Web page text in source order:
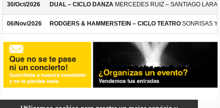
30/Oct/2026 DUAL – CICLO DANZA MERCEDES RUIZ – SANTIAGO LARA
06/Nov/2026 RODGERS & HAMMERSTEIN – CICLO TEATRO SONRISAS Y